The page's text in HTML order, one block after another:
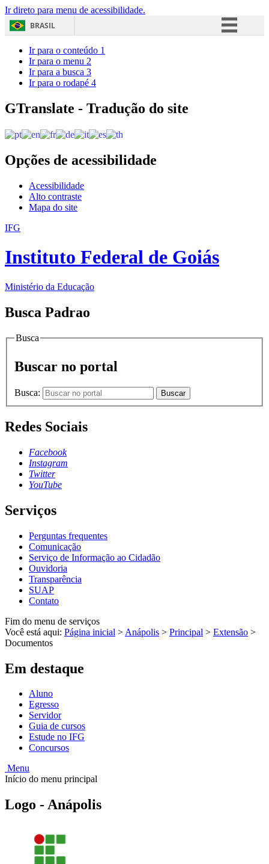
Ir direto para menu de acessibilidade.
BRASIL
Acesso à informação
Ir para o conteúdo 1
Ir para o menu 2
Ir para a busca 3
Ir para o rodapé 4
GTranslate - Tradução do site
Opções de acessibilidade
Acessibilidade
Alto contraste
Mapa do site
IFG
Instituto Federal de Goiás
Ministério da Educação
Busca Padrao
Busca
Buscar no portal
Busca: Buscar
Redes Sociais
Facebook
Instagram
Twitter
YouTube
Serviços
Perguntas frequentes
Comunicação
Serviço de Informação ao Cidadão
Ouvidoria
Transparência
SUAP
Contato
Fim do menu de serviços
Você está aqui: Página inicial > Anápolis > Principal > Extensão >
Documentos
Em destaque
Aluno
Egresso
Servidor
Guia de cursos
Estude no IFG
Concursos
Menu
Início do menu principal
Logo - Anápolis